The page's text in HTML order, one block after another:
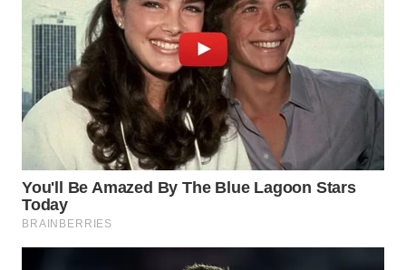
WN
SIMALUNGUN
WN
LABUHANBATU
WN
TAPANULI
TENGAH